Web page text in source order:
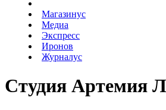
Магазинус
Медиа
Экспресс
Иронов
Журналус
Студия Артемия